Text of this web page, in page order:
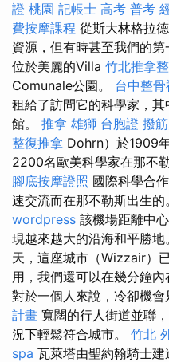
證 桃園 記帳士 高考 普考
費按摩課程 從斯大林格拉
資源，但有時甚至我們的
位於美麗的Villa 竹北推拿
Comunale公園。 台中整
租給了訪問它的科學家，
館。 推拿 雄獅 台胞證 撥
整復推拿 Dohrn）於1909
2200名歐美科學家在那不
腳底按摩證照 國際科學合
速交流而在那不勒斯出生的
wordpress 該機場距離中
現越來越大的沿海和平勝地
天，這座城市（Wizzair）
用，我們還可以在幾分鐘內
對於一個人來說，冷卻機會
計畫 寬闊的行人街道並聯
況下輕鬆符合城市。 竹北
spa 瓦萊塔由聖約翰騎士建